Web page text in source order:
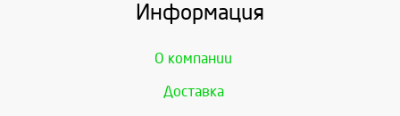
Информация
О компании
Доставка